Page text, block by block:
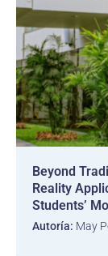
Beyond
Reality
Students’
Autoría: May